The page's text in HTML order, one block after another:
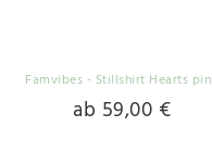
Famvibes - Stillshirt Hearts
ab 59,00 €